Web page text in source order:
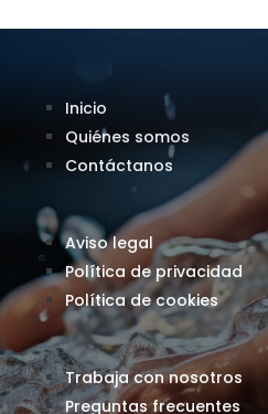
Inicio
Quiénes somos
Contáctanos
Aviso legal
Política de privacidad
Política de cookies
Trabaja con nosotros
Preguntas frecuentes